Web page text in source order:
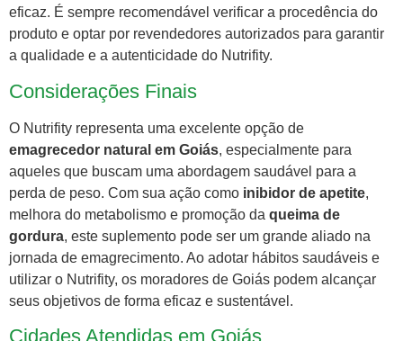
eficaz. É sempre recomendável verificar a procedência do
produto e optar por revendedores autorizados para garantir
a qualidade e a autenticidade do Nutrifity.
Considerações Finais
O Nutrifity representa uma excelente opção de
emagrecedor natural em Goiás, especialmente para
aqueles que buscam uma abordagem saudável para a
perda de peso. Com sua ação como inibidor de apetite,
melhora do metabolismo e promoção da queima de
gordura, este suplemento pode ser um grande aliado na
jornada de emagrecimento. Ao adotar hábitos saudáveis e
utilizar o Nutrifity, os moradores de Goiás podem alcançar
seus objetivos de forma eficaz e sustentável.
Cidades Atendidas em Goiás